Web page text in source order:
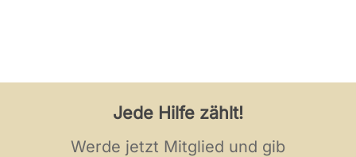
Jede Hilfe zählt!
Werde jetzt Mitglied und gib